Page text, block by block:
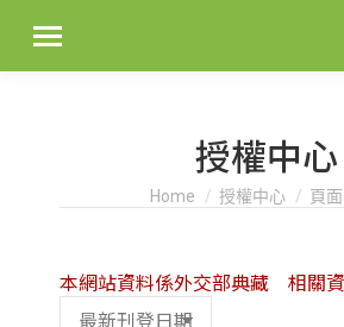
授權中心
You are here:
Home 授權中心 頁
本網站資料係外交部典藏 相關